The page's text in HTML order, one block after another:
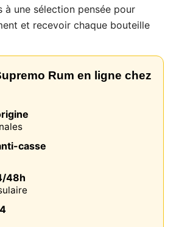
à une sélection pensée pour
et recevoir chaque bouteille
Rum en ligne chez
casse
48h
web utilise des cookies
informations sur votre
appareil. Les informations
utilisateur, qui peuvent inclure
(par exemple, l'adresse
ces informations à
exemple, pour accéder à votre